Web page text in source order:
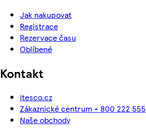
Jak nakupovat
Registrace
Rezervace času
Oblíbené
Kontakt
itesco.cz
Zákaznické centrum - 800 222 555
Naše obchody